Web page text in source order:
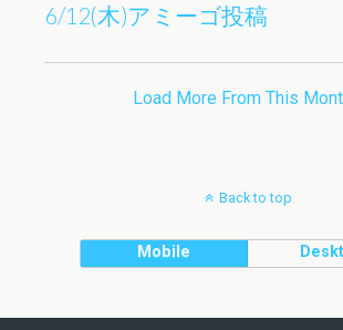
6/12(木)アミーゴ投稿
Load More From This
Back to top
Mobile